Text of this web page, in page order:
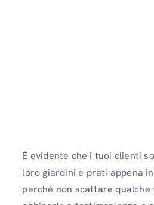
È evidente che i tuoi clienti
loro giardini e prati appena
perché non scattare qualche